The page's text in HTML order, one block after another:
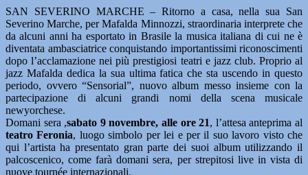
SAN SEVERINO MARCHE – Ritorno a casa, nella sua San
Severino Marche, per Mafalda Minnozzi, straordinaria interprete che
da alcuni anni ha esportato in Brasile la musica italiana di cui ne è
diventata ambasciatrice conquistando importantissimi riconoscimenti
dopo l’acclamazione nei più prestigiosi teatri e jazz club. Proprio al
jazz Mafalda dedica la sua ultima fatica che sta uscendo in questo
periodo, ovvero “Sensorial”, nuovo album messo insieme con la
partecipazione di alcuni grandi nomi della scena musicale
newyorchese.
Domani sera ,sabato 9 novembre, alle ore 21, l’attesa anteprima al
teatro Feronia, luogo simbolo per lei e per il suo lavoro visto che
qui l’artista ha presentato gran parte dei suoi album utilizzando il
palcoscenico, come farà domani sera, per strepitosi live in vista di
nuove tournée internazionali.